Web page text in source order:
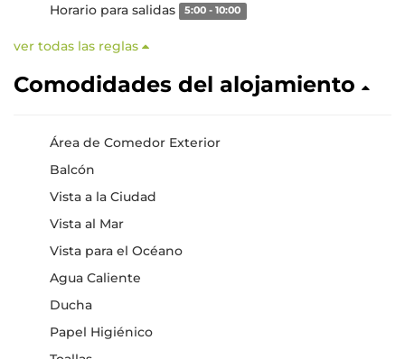
Horario para salidas 5:00 - 10:00
ver todas las reglas
Comodidades del alojamiento
Área de Comedor Exterior
Balcón
Vista a la Ciudad
Vista al Mar
Vista para el Océano
Agua Caliente
Ducha
Papel Higiénico